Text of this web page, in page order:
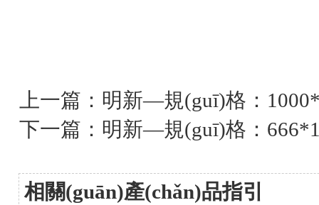
上一篇： 明新—規(guī)格：
下一篇： 明新—規(guī)格：
相關(guān)產(chǎn)品指引